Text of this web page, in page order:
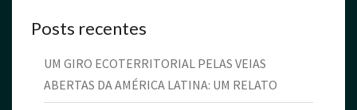
Posts recentes
UM GIRO ECOTERRITORIAL PELAS VEIAS
ABERTAS DA AMÉRICA LATINA: UM RELATO